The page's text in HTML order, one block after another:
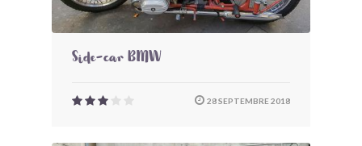
Side-car BMW
28 SEPTEMBRE 2018